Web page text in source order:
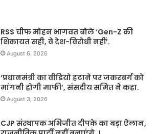
RSS चीफ मोहन भागवत बोले ‘Gen-Z की
शिकायत सही, वे देश-विरोधी नहीं’.
August 6, 2026
‘प्रधानमंत्री का वीडियो हटाने पर जकरबर्ग को
मांगनी होगी माफी’, संसदीय समित ने कहा.
August 3, 2026
CJP संस्थापक अभिजीत दीपके का बड़ा ऐलान,